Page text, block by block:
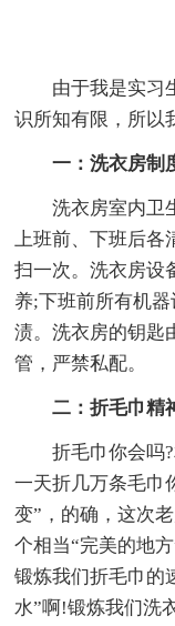
由于我是实习
识所知有限，所以
一：洗衣房制
洗衣房室内卫
上班前、下班后
扫一次。洗衣房设
养;下班前所有机
渍。洗衣房的钥匙
管，严禁私配。
二：折毛巾精
折毛巾你会吗
一天折几万条毛巾
变”，的确，这次
个相当“完美的地
锻炼我们折毛巾的
水”啊!锻炼我们洗